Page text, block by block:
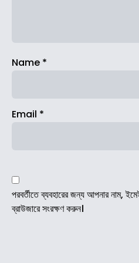
Name *
Email *
পরবর্তীতে ব্যবহারের জন্য আপনার নাম,
ব্রাউজারে সংরক্ষণ করুন।